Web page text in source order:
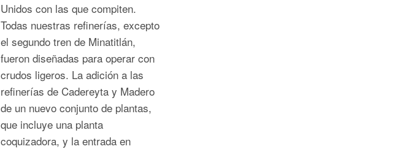
Unidos con las que compiten.
Todas nuestras refinerías, excepto
el segundo tren de Minatitlán,
fueron diseñadas para operar con
crudos ligeros. La adición a las
refinerías de Cadereyta y Madero
de un nuevo conjunto de plantas,
que incluye una planta
coquizadora, y la entrada en